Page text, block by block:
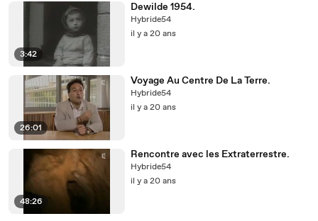
3:42
Dewilde 1954.
Hybride54
il y a 20 ans
26:01
Voyage Au Centre De La Terre.
Hybride54
il y a 20 ans
48:26
Rencontre avec les Extraterrestre.
Hybride54
il y a 20 ans